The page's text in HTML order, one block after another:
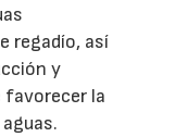
regadío, así
y
favorecer la